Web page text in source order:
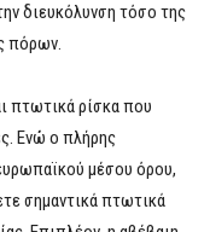
διευκόλυνση τόσο της
πόρων.
πτωτικά ρίσκα που
Ενώ ο πλήρης
μέσου όρου,
σημαντικά πτωτικά